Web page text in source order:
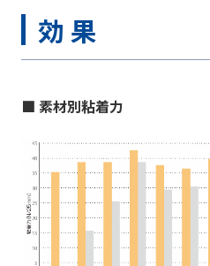
効 果
■ 素材別粘着力